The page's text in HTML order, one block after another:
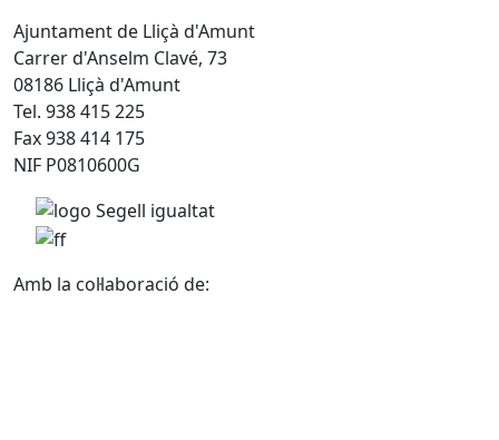
Ajuntament de Lliçà d'Amunt
Carrer d'Anselm Clavé, 73
08186 Lliçà d'Amunt
Tel. 938 415 225
Fax 938 414 175
NIF P0810600G
Amb la col·laboració de: